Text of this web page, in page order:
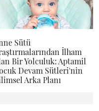
Sütü
İlham
Bir Yolculuk: Aptamil
Devam Sütleri'nin
Arka Planı